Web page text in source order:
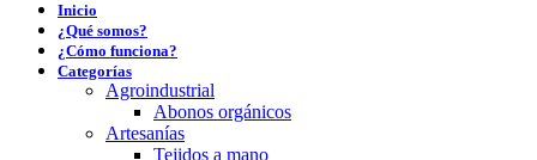
Inicio
¿Qué somos?
¿Cómo funciona?
Categorías
Agroindustrial
Abonos orgánicos
Artesanías
Tejidos a mano